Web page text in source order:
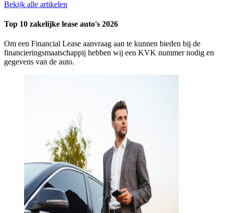
Bekijk alle artikelen
Top 10 zakelijke lease auto's 2026
Om een Financial Lease aanvraag aan te kunnen bieden bij de
financieringsmaatschappij hebben wij een KVK nummer nodig en
gegevens van de auto.